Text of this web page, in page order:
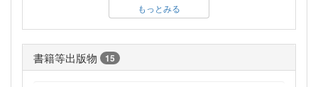
もっとみる
書籍等出版物 15